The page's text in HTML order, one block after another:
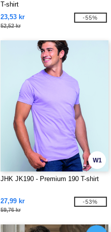
T-shirt
23,53 kr
52,52 kr
-55%
W1
JHK JK190 - Premium 190 T-shirt
27,99 kr
59,76 kr
-53%